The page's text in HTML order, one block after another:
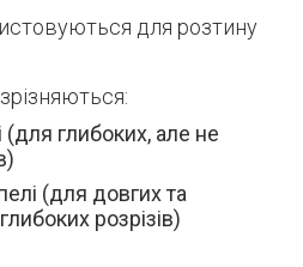
для розтину
(для глибоких, але не
(для довгих та
розрізів)